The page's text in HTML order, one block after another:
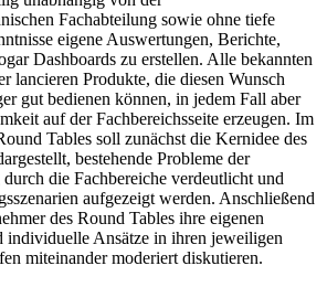
Fachabteilung sowie ohne tiefe
eigene Auswertungen, Berichte,
Dashboards zu erstellen. Alle bekannten
lancieren Produkte, die diesen Wunsch
gut bedienen können, in jedem Fall aber
auf der Fachbereichsseite erzeugen. Im
Tables soll zunächst die Kernidee des
bestehende Probleme der
durch die Fachbereiche verdeutlicht und
aufgezeigt werden. Anschließend
des Round Tables ihre eigenen
individuelle Ansätze in ihren jeweiligen
miteinander moderiert diskutieren.